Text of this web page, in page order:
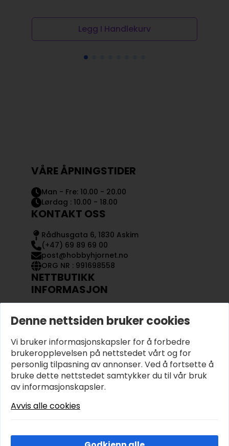
Legg I Handlekurv
VÅRE ÅPNINGSTIDER
Man - Fre: 10.00 - 20.00
Lørdag : 10.00 - 18.00
KONTAKT OSS
Rådhusgata 6, 1830 Askim
(+47) 69 89 69 00
post@hobbyhjornet.no
ORG NR : 991698558
NETTBUTIKK
INFORMASJON
OM OSS
KJØPSVILKÅR OG BETINGELSER
PERSONVERN
Denne nettsiden bruker cookies
Vi bruker informasjonskapsler for å forbedre
brukeropplevelsen på nettstedet vårt og for
personlig tilpasning av annonser. Ved å fortsette å
bruke dette nettstedet samtykker du til vår bruk
av informasjonskapsler.
Avvis alle cookies